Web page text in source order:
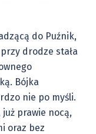
do Puźnik,
drodze stała
Bójka
nie po myśli.
prawie nocą,
oraz bez